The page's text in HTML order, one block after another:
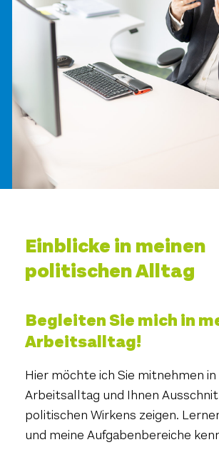
Einblicke in meinen
politischen Alltag
Begleiten Sie mich in
Arbeitsalltag!
Hier möchte ich Sie mitnehmen
Arbeitsalltag und Ihnen
politischen Wirkens zeigen.
und meine Aufgabenbereiche